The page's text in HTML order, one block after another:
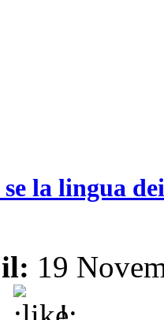
se la lingua
19